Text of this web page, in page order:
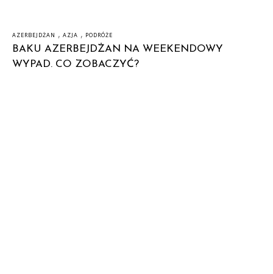
AZERBEJDŻAN , AZJA , PODRÓŻE
BAKU AZERBEJDŻAN NA WEEKENDOWY
WYPAD. CO ZOBACZYĆ?